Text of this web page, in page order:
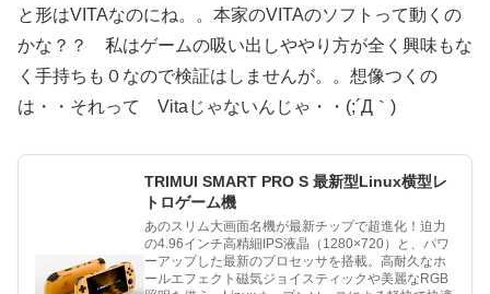
と形はVITAなのにね。。本家のVITAのソフトって動くの
かな？？ 私はゲームの吸い出しややり方が全く興味もな
く手持ちも０なので検証はしませんが。。想像つくの
は・・それって Vitaじゃないんじゃ・・(;´Д｀)
TRIMUI SMART PRO S 最新型Linux横型レ
トロゲーム機
あのスリム大画面名機が最新チップで超進化！迫力
の4.96インチ高精細IPS液晶（1280×720）と、パワ
ーアップした最新のプロセッサを搭載。高耐久なホ
ールエフェクト磁気ジョイスティックや美麗なRGB